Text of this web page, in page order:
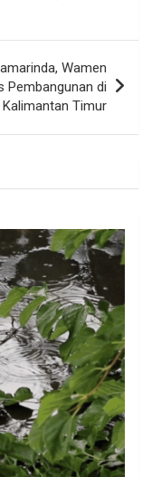
Wamen
Pembangunan di
Kalimantan Timur